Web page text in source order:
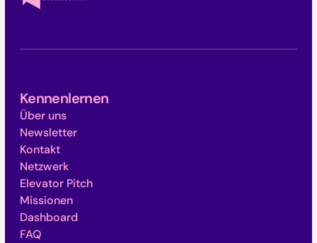
Kennenlernen
Über uns
Newsletter
Kontakt
Netzwerk
Elevator Pitch
Missionen
Dashboard
FAQ